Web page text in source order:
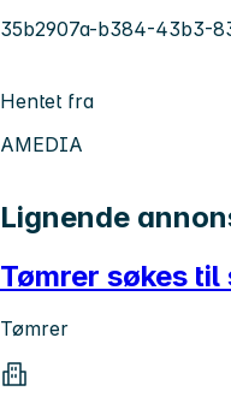
35b2907a-b384-43b3-
Hentet fra
AMEDIA
Lignende
Tømrer søkes
Tømrer